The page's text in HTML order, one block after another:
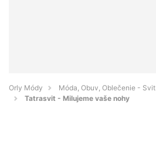
Orly Módy
Móda, Obuv, Oblečenie - Svit
Tatrasvit - Milujeme vaše nohy